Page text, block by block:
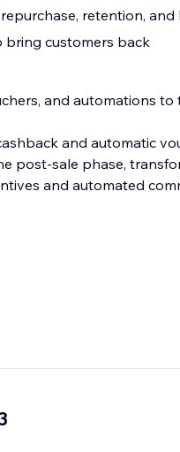
retention, and
bring customers back
and automations
and automatic
post-sale phase,
and automated